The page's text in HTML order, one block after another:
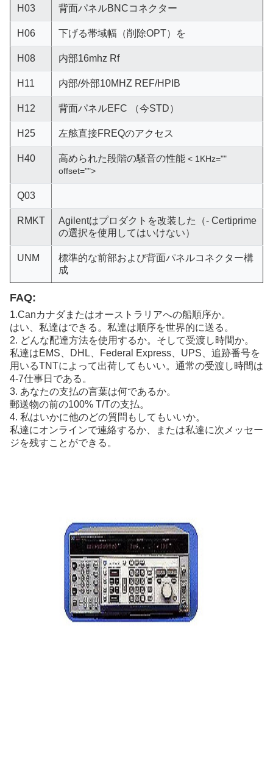
H03 背面パネルBNCコネクター
H06 下げる帯域幅（削除OPT）を
H08 内部16mhz Rf
H11 内部/外部10MHZ REF/HPIB
H12 背面パネルEFC （今STD）
H25 左舷直接FREQのアクセス
H40 高められた段階の騒音の性能< 1KHz=""
offset="">
Q03
RMKT
Agilentはプロダクトを改装した（- Certiprime
の選択を使用してはいけない）
UNM
標準的な前部および背面パネルコネクター構
成
FAQ:
1.Canカナダまたはオーストラリアへの船順序か。
はい、私達はできる。私達は順序を世界的に送る。
2. どんな配達方法を使用するか。そして受渡し時間か。
私達はEMS、DHL、Federal Express、UPS、追跡番号を
用いるTNTによって出荷してもいい。通常の受渡し時間は
4-7仕事日である。
3. あなたの支払の言葉は何であるか。
郵送物の前の100% T/Tの支払。
4. 私はいかに他のどの質問もしてもいいか。
私達にオンラインで連絡するか、または私達に次メッセー
ジを残すことができる。